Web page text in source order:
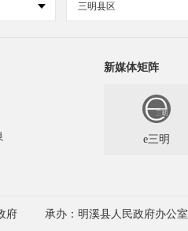
三明县区
新媒体矩阵
e三明
府 承办：明溪县人民政府办公室